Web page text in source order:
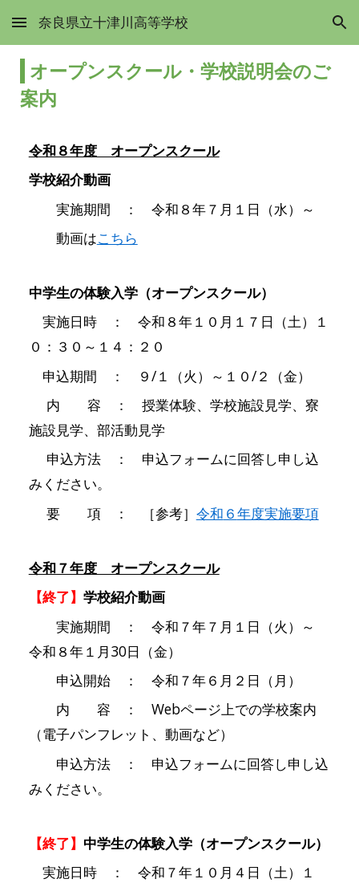
Skip to main content Skip to navigation
奈良県立十津川高等学校
オープンスクール・学校説明会のご
案内
令和８年度 オープンスクール
学校紹介動画
実施期間 ： 令和８年７月１日（水）～
動画はこちら
中学生の体験入学（オープンスクール）
実施日時 ： 令和 ８年１０月 １７ 日（土）１
０：３０～１４：２０
申込期間 ：
９/１（火）～１０/２（金）
内 容 ： 授業体験、学校施設見学、寮
施設見学、部活動見学
申込方法 ： 申込フォームに回答し申し込
みください。
要 項 ： ［参考］ 令和 ６年度実施要項
令和７年度 オープンスクール
【終了】 学校紹介動画
実施期間 ： 令和７年７月１日（火）～
令和８年１月30日（金）
申込開始 ： 令和７年６月２日（月）
内 容 ： Webページ上での学校案内
（電子パンフレット、動画など）
申込方法 ： 申込フォームに回答し申し込
みください。
【終了】 中学生の体験入学（オープンスクール）
実施日時 ： 令和７年１０月４日（土）１